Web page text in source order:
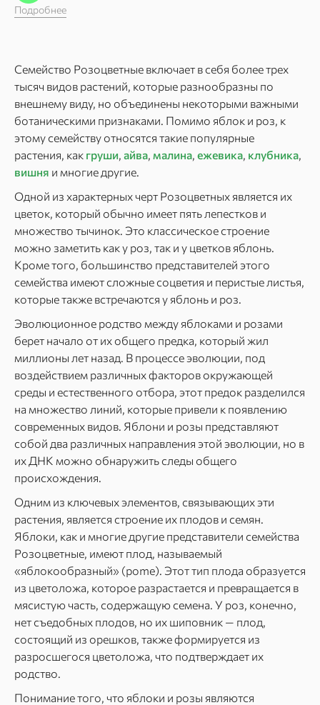
Подробнее
Семейство Розоцветные включает в себя более трех
тысяч видов растений, которые разнообразны по
внешнему виду, но объединены некоторыми важными
ботаническими признаками. Помимо яблок и роз, к
этому семейству относятся такие популярные
растения, как груши, айва, малина, ежевика, клубника,
вишня и многие другие.
Одной из характерных черт Розоцветных является их
цветок, который обычно имеет пять лепестков и
множество тычинок. Это классическое строение
можно заметить как у роз, так и у цветков яблонь.
Кроме того, большинство представителей этого
семейства имеют сложные соцветия и перистые листья,
которые также встречаются у яблонь и роз.
Эволюционное родство между яблоками и розами
берет начало от их общего предка, который жил
миллионы лет назад. В процессе эволюции, под
воздействием различных факторов окружающей
среды и естественного отбора, этот предок разделился
на множество линий, которые привели к появлению
современных видов. Яблони и розы представляют
собой два различных направления этой эволюции, но в
их ДНК можно обнаружить следы общего
происхождения.
Одним из ключевых элементов, связывающих эти
растения, является строение их плодов и семян.
Яблоки, как и многие другие представители семейства
Розоцветные, имеют плод, называемый
«яблокообразный» (pome). Этот тип плода образуется
из цветоложа, которое разрастается и превращается в
мясистую часть, содержащую семена. У роз, конечно,
нет съедобных плодов, но их шиповник — плод,
состоящий из орешков, также формируется из
разросшегося цветоложа, что подтверждает их
родство.
Понимание того, что яблоки и розы являются